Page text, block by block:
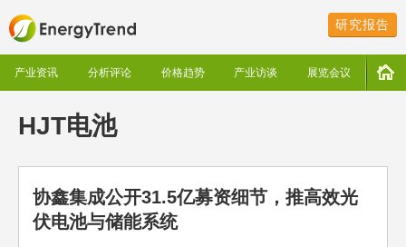
研究报告
产业资讯 分析评论 价格趋势 产业访谈 展览会议
HJT电池
协鑫集成公开31.5亿募资细节，推高效光
伏电池与储能系统